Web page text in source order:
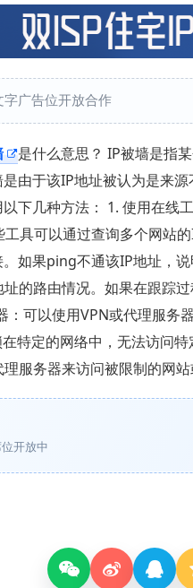
字广告位开放合作
是什么意思？ IP被墙是指
由于该IP地址被认为是来
下几种方法： 1. 使用在线
工具可以通过查询多个网
如果ping不通该IP地址，
的路由情况。如果在跟踪
：可以使用VPN或代理服
特定的网络中，无法访问
服务器来访问被限制的网
开放中